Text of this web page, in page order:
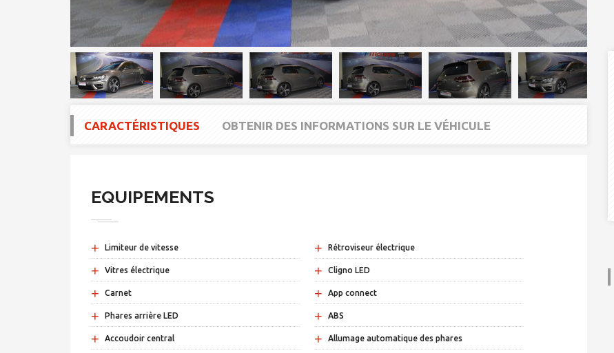
CARACTÉRISTIQUES OBTENIR DES INFORMATIONS SUR LE VÉHICULE
EQUIPEMENTS
+ Limiteur de vitesse + Rétroviseur électrique
+ Vitres électrique + Cligno LED
+ Carnet + App connect
+ Phares arrière LED + ABS
+ Accoudoir central + Allumage automatique des phares